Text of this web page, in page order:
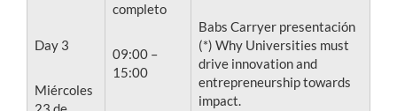
Day 3
Miércoles
completo
09:00 –
15:00
Babs Carryer presentación
(*) Why Universities must
drive innovation and
entrepreneurship towards
impact.